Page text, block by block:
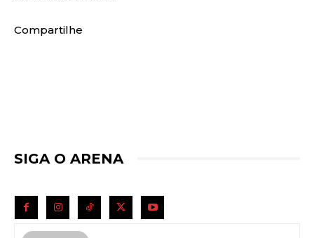
Compartilhe
SIGA O ARENA